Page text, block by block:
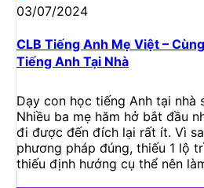
03/07/2024
CLB Tiếng Anh Mẹ Việt –
Tiếng Anh Tại Nhà
Dạy con học tiếng Anh tại nhà
Nhiều ba mẹ hăm hở bắt đầu
đi được đến đích lại rất ít. Vì
phương pháp đúng, thiếu 1 lộ
thiếu định hướng cụ thể nên